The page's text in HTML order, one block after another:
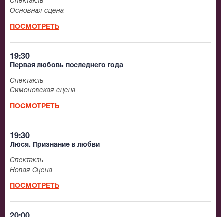
Спектакль
Основная сцена
ПОСМОТРЕТЬ
19:30
Первая любовь последнего года
Спектакль
Симоновская сцена
ПОСМОТРЕТЬ
19:30
Люся. Признание в любви
Спектакль
Новая Сцена
ПОСМОТРЕТЬ